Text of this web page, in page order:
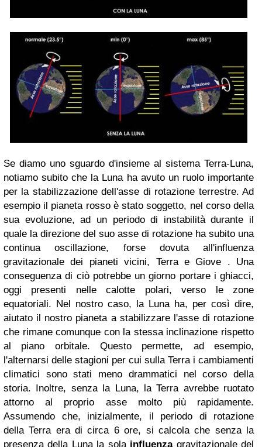
Se diamo uno sguardo d'insieme al sistema Terra-Luna,
notiamo subito che la Luna ha avuto un ruolo importante
per la stabilizzazione dell'asse di rotazione terrestre. Ad
esempio il pianeta rosso è stato soggetto, nel corso della
sua evoluzione, ad un periodo di instabilità durante il
quale la direzione del suo asse di rotazione ha subito una
continua oscillazione, forse dovuta all'influenza
gravitazionale dei pianeti vicini, Terra e Giove . Una
conseguenza di ciò potrebbe un giorno portare i ghiacci,
oggi presenti nelle calotte polari, verso le zone
equatoriali. Nel nostro caso, la Luna ha, per così dire,
aiutato il nostro pianeta a stabilizzare l'asse di rotazione
che rimane comunque con la stessa inclinazione rispetto
al piano orbitale. Questo permette, ad esempio,
l'alternarsi delle stagioni per cui sulla Terra i cambiamenti
climatici sono stati meno drammatici nel corso della
storia. Inoltre, senza la Luna, la Terra avrebbe ruotato
attorno al proprio asse molto più rapidamente.
Assumendo che, inizialmente, il periodo di rotazione
della Terra era di circa 6 ore, si calcola che senza la
presenza della Luna la sola influenzagravitazionale del